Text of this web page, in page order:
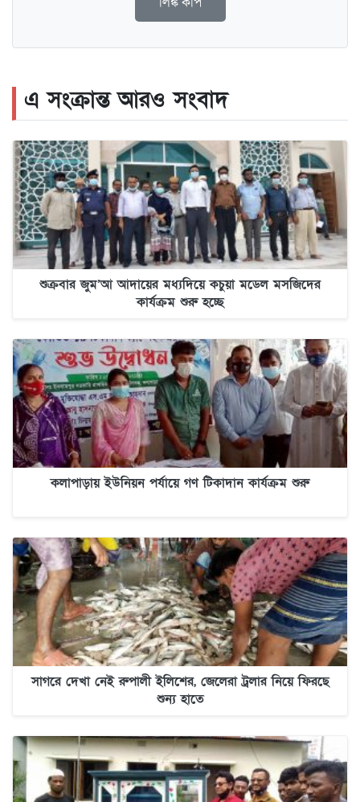
এ সংক্রান্ত আরও সংবাদ
শুক্রবার জুম’আ আদায়ের মধ্যদিয়ে কচুয়া মডেল মসজিদের
কার্যক্রম শুরু হচ্ছে
কলাপাড়ায় ইউনিয়ন পর্যায়ে গণ টিকাদান কার্যক্রম শুরু
সাগরে দেখা নেই রুপালী ইলিশের, জেলেরা ট্রলার নিয়ে ফিরছে
শুন্য হাতে